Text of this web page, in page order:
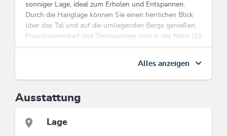
sonniger Lage, ideal zum Erholen und Entspannen.
Durch die Hanglage können Sie einen herrlichen Blick
über das Tal und auf die umliegenden Berge genießen.
Freischwimmbad und Tennisanlage sind in der Nähe (10
Einstieg in die Langlaufloipe ist 10 Gehminuten
Ankunft digital auf Ihr Mobiltelefon.
Sommercard.
Alles anzeigen
Ausstattung
Lage